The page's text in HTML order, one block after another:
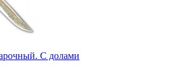
С долами